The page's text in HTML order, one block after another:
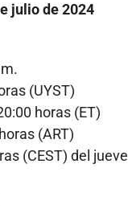
julio de 2024
(UYST)
horas (ET)
(ART)
(CEST) del